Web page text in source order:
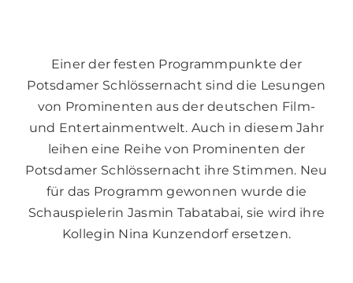
Einer der festen Programmpunkte der
Potsdamer Schlössernacht sind die Lesungen
von Prominenten aus der deutschen Film-
und Entertainmentwelt. Auch in diesem Jahr
leihen eine Reihe von Prominenten der
Potsdamer Schlössernacht ihre Stimmen. Neu
für das Programm gewonnen wurde die
Schauspielerin Jasmin Tabatabai, sie wird ihre
Kollegin Nina Kunzendorf ersetzen.